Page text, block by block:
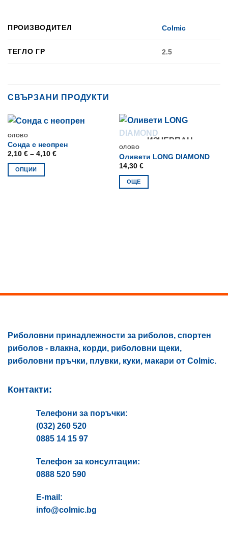
ПРОИЗВОДИТЕЛ Colmic
ТЕГЛО ГР 2.5
СВЪРЗАНИ ПРОДУКТИ
ОЛОВO
Сонда с неопрен
2,10 € – 4,10 €Price
ОПЦИИ
ИЗЧЕРПАН
ОЛОВO
Оливети LONG DIAMOND
14,30 €
ОЩЕ
Риболовни принадлежности за риболов, спортен
риболов - влакна, корди, риболовни щеки,
риболовни пръчки, плувки, куки, макари от Colmic.
Контакти:
Телефони за поръчки:
(032) 260 520
0885 14 15 97
Телефон за консултации:
0888 520 590
E-mail:
info@colmic.bg